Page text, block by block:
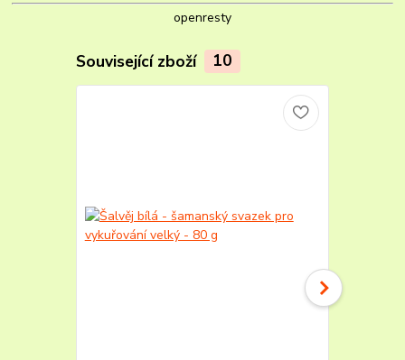
openresty
Související zboží 10